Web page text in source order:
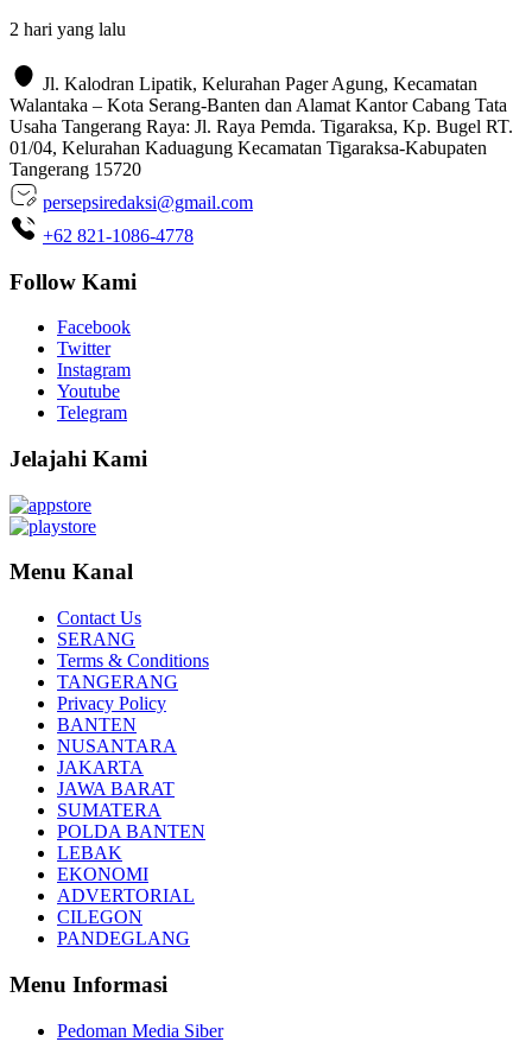
2 hari yang lalu
Jl. Kalodran Lipatik, Kelurahan Pager Agung, Kecamatan
Walantaka – Kota Serang-Banten dan Alamat Kantor Cabang Tata
Usaha Tangerang Raya: Jl. Raya Pemda. Tigaraksa, Kp. Bugel RT.
01/04, Kelurahan Kaduagung Kecamatan Tigaraksa-Kabupaten
Tangerang 15720
persepsiredaksi@gmail.com
+62 821-1086-4778
Follow Kami
Facebook
Twitter
Instagram
Youtube
Telegram
Jelajahi Kami
Menu Kanal
Contact Us
SERANG
Terms & Conditions
TANGERANG
Privacy Policy
BANTEN
NUSANTARA
JAKARTA
JAWA BARAT
SUMATERA
POLDA BANTEN
LEBAK
EKONOMI
ADVERTORIAL
CILEGON
PANDEGLANG
Menu Informasi
Pedoman Media Siber